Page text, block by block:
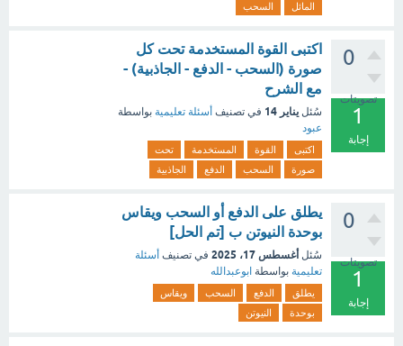
المائل
السحب
0
تصويتات
1
إجابة
اكتبى القوة المستخدمة تحت كل
صورة (السحب - الدفع - الجاذبية) -
مع الشرح
سُئل يناير 14 في تصنيف أسئلة تعليمية بواسطة
عبود
اكتبى القوة المستخدمة
تحت
صورة
السحب الدفع الجاذبية
0
تصويتات
1
إجابة
يطلق على الدفع أو السحب ويقاس
بوحدة النيوتن ب [تم الحل]
سُئل أغسطس 17، 2025 في تصنيف أسئلة
تعليمية بواسطة ابوعبدالله
يطلق الدفع السحب
ويقاس
بوحدة
النيوتن